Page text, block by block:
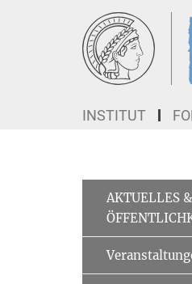
INSTITUT
AKTUELLES &